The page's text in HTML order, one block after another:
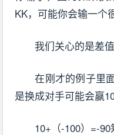
KK，可能你会输一个
我们关心的是差
在刚才的例子里
是换成对手可能会赢
10+（-100）=-90